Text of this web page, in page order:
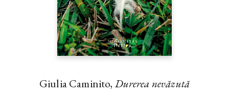
Giulia Caminito, Durerea nevăzută